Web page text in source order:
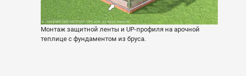
Монтаж защитной ленты и UP-профиля на арочной
теплице с фундаментом из бруса.